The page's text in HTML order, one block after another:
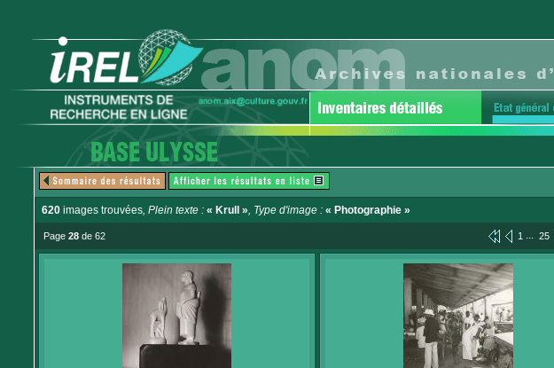
620 images trouvées, Plein texte : « Krull », Type d'image : « Photographie »
Page 28 de 62 1 ... 25